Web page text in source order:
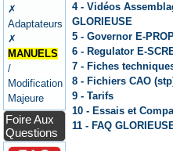
✗
Adaptateurs
✗
MANUELS
/
Modification
Majeure
Foire Aux
Questions
4 - Vidéos
GLORIEUSE
5 - Governor E-
6 - Regulator E-
7 - Fiches
8 - Fichiers CAO
9 - Tarifs
10 - Essais et
11 - FAQ